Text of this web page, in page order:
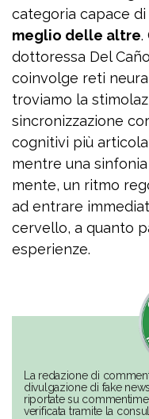
categoria capace di
meglio delle altre.
dottoressa Del
coinvolge reti
troviamo la
sincronizzazione
cognitivi più
mentre una
mente, un ritmo
ad entrare
cervello, a quanto
esperienze.
La redazione di
divulgazione di fake
riportate su
verificata tramite la